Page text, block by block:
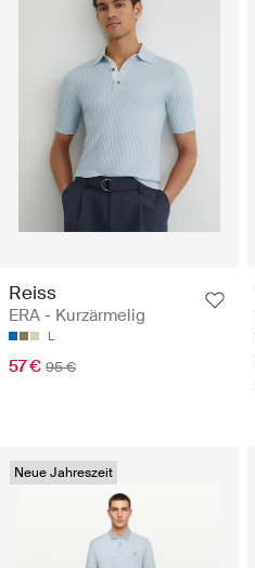
Reiss
ERA - Kurzärmelig
L
57 € 95 €
Neue Jahreszeit